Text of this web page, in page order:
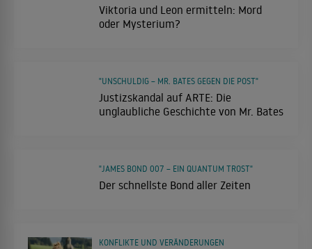
Viktoria und Leon ermitteln: Mord
oder Mysterium?
Justizskandal auf ARTE: Die
unglaubliche Geschichte von Mr. Bates
"UNSCHULDIG – MR. BATES GEGEN DIE POST"
Der schnellste Bond aller Zeiten
"JAMES BOND 007 – EIN QUANTUM TROST"
KONFLIKTE UND VERÄNDERUNGEN